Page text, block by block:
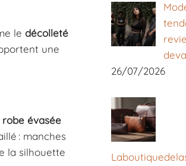
le décolleté
une
robe évasée
: manches
la silhouette
26/07/2026